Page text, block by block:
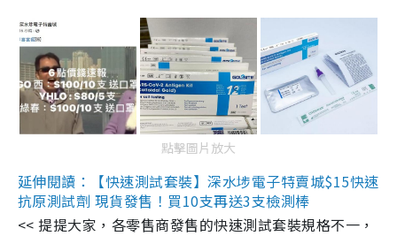
點擊圖片放大
延伸閱讀：【快速測試套裝】深水埗電子特賣城$15快速
抗原測試劑 現貨發售！買10支再送3支檢測棒
<< 提提大家，各零售商發售的快速測試套裝規格不一，